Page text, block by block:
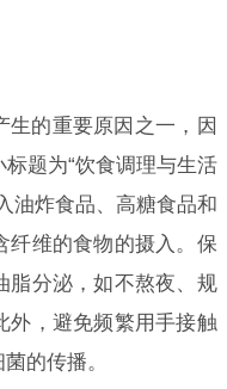
生的重要原因之一，因
题为“饮食调理与生活
油炸食品、高糖食品和
纤维的食物的摄入。保
脂分泌，如不熬夜、规
外，避免频繁用手接触
的传播。